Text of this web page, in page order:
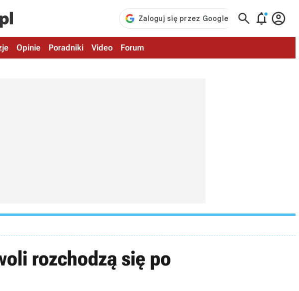
  
Opinie Poradniki Video Forum
rozchodzą się po